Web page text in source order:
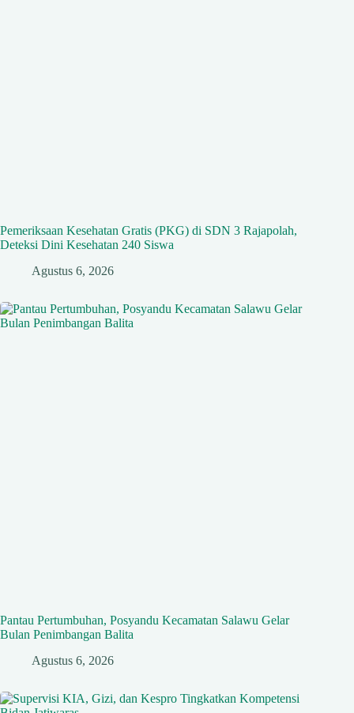
Pemeriksaan Kesehatan Gratis (PKG) di SDN 3 Rajapolah,
Deteksi Dini Kesehatan 240 Siswa
Agustus 6, 2026
Pantau Pertumbuhan, Posyandu Kecamatan Salawu Gelar
Bulan Penimbangan Balita
Agustus 6, 2026